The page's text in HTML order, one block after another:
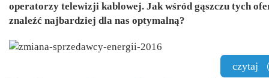
operatorzy telewizji kablowej. Jak wśród gąszczu tych
znaleźć najbardziej dla nas optymalną?
czytaj